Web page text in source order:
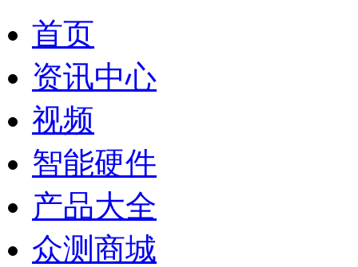
首页
资讯中心
视频
智能硬件
产品大全
众测商城